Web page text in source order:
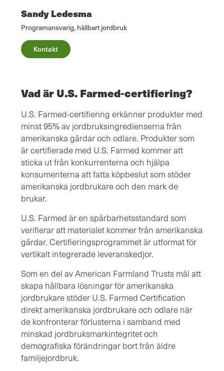
Sandy Ledesma
Programansvarig, hållbart jordbruk
Kontakt
Vad är U.S. Farmed-certifiering?
U.S. Farmed-certifiering erkänner produkter med
minst 95% av jordbruksingredienserna från
amerikanska gårdar och odlare. Produkter som
är certifierade med U.S. Farmed kommer att
sticka ut från konkurrenterna och hjälpa
konsumenterna att fatta köpbeslut som stöder
amerikanska jordbrukare och den mark de
brukar.
U.S. Farmed är en spårbarhetsstandard som
verifierar att materialet kommer från amerikanska
gårdar. Certifieringsprogrammet är utformat för
vertikalt integrerade leveranskedjor.
Som en del av American Farmland Trusts mål att
skapa hållbara lösningar för amerikanska
jordbrukare stöder U.S. Farmed Certification
direkt amerikanska jordbrukare och odlare när
de konfronterar förlusterna i samband med
minskad jordbruksmarkintegritet och
demografiska förändringar bort från äldre
familjejordbruk.